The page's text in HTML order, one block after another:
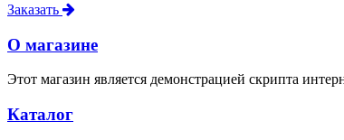
Заказать
О магазине
Этот магазин является демонстрацией скрипта
Каталог